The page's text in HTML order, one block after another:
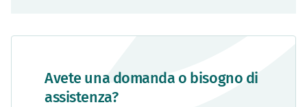
Avete una domanda o bisogno di
assistenza?